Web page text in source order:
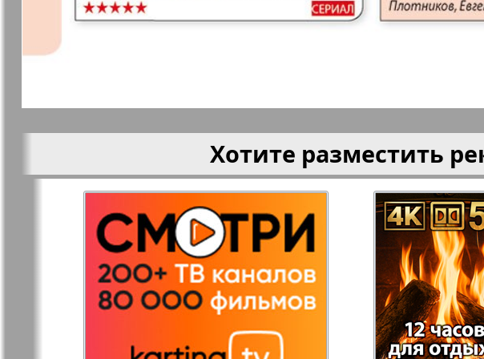
Le Voyageur Life in Франкфурт
здоровья
МК Испания
Наш Иерусалим Наш мир
Наше Турбюро Нескучная газета
Хотите разместить